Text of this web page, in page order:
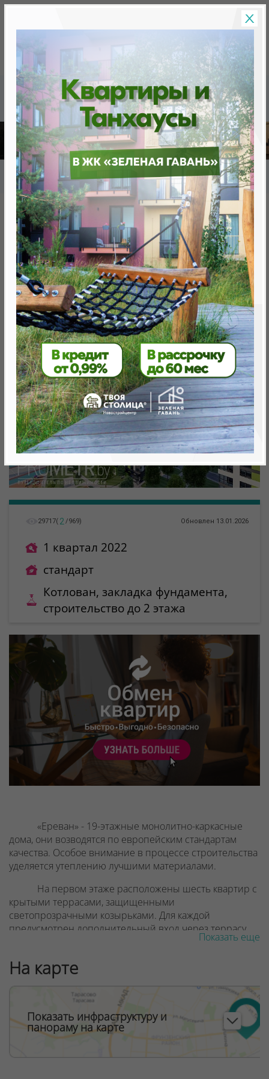
Скидки на новостройки, бонусы Готовые
Главная База новостроек Минска «Минск Мир»
"Ереван", квартал "Евразия"
"Ереван", квартал "Евразия"
нет в продаже
Минск, Октябрьский, ул. Николы Теслы
метро «Ковальская Слобода», 566 м
Объект реализован
29717( 2 /969) Обновлен 13.01.2026
1 квартал 2022
стандарт
Котлован, закладка фундамента,
строительство до 2 этажа
«Ереван» - 19-этажные монолитно-каркасные
дома, они возводятся по европейским стандартам
качества. Особое внимание в процессе строительства
уделяется утеплению лучшими материалами.
На первом этаже расположены шесть квартир с
крытыми террасами, защищенными
светопрозрачными козырьками. Для каждой
предусмотрен дополнительный вход через террасу.
Высота потолков в таких квартирах составляет 3,32
2,7 метра.
Квартиры в доме «Ереван» запроектированы «со
свободной планировкой», площадь варьируется от 28
до 72 метров. Коммуникации во всех помещениях
запланированы возле основных несущих конструкций
и стен внеквартирного коридора, поэтому квартиры
легко объединить и организовать их перепланировку.
Показать еще
На карте
Показать инфраструктуру и
панораму на карте